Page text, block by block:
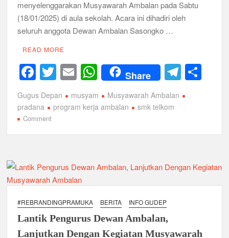
Musran X Kwarran Jabon Jadi Titik Awal Kebangkitan
Pramuka yang Lebih Inovatif dan Progresif
Peringanti Momentum Hardiknas, Kwarran Sedati Gelar Rapat
menyelenggarakan Musyawarah Ambalan pada Sabtu
(18/01/2025) di aula sekolah. Acara ini dihadiri oleh
seluruh anggota Dewan Ambalan Sasongko …
READ MORE
F
a
c
e
b
o
k
T
wi
tt
E
m
ail
W
h
at
A
p
Share T
el
e
a
Gugus Depan musyam
Musyawarah Ambalan
pradana
program kerja ambalan smk telkom
Commenton
Sidoarjo
Gelar
Musyawarah
Tahun
2025,
Pilih
#REBRANDINGPRAMUKA BERITA INFO GUDEP
Lantik Pengurus Dewan Ambalan,
Lanjutkan Dengan Kegiatan Musyawarah